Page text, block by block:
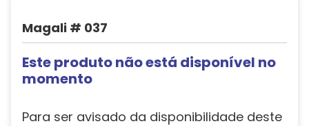
Magali # 037
Este produto não está disponível no
momento
Para ser avisado da disponibilidade deste